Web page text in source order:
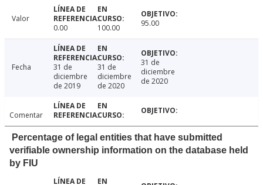
Valor
0.00
100.00 95.00
Fecha
31 de
diciembre
de 2019
31 de
diciembre
de 2020
31 de
diciembre
de 2020
Comentar
Percentage of legal entities that have submitted
verifiable ownership information on the database held
by FIU